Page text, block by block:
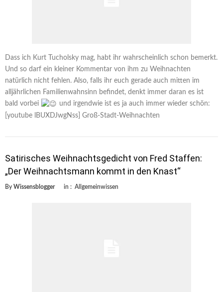
Dass ich Kurt Tucholsky mag, habt ihr wahrscheinlich schon bemerkt.
Und so darf ein kleiner Kommentar von ihm zu Weihnachten
natürlich nicht fehlen. Also, falls ihr euch gerade auch mitten im
alljährlichen Familienwahnsinn befindet, denkt immer daran es ist
bald vorbei
und irgendwie ist es ja auch immer wieder schön:
[youtube lBUXDJwgNss] Groß-Stadt-Weihnachten
Satirisches Weihnachtsgedicht von Fred Staffen:
„Der Weihnachtsmann kommt in den Knast“
By Wissensblogger in : Allgemeinwissen